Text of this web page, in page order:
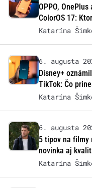
OPPO,
ColorOS 17:
Katarína
6. augusta
Disney+
TikTok: Čo
Katarína
6. augusta
5 tipov na filmy
novinka aj
Katarína